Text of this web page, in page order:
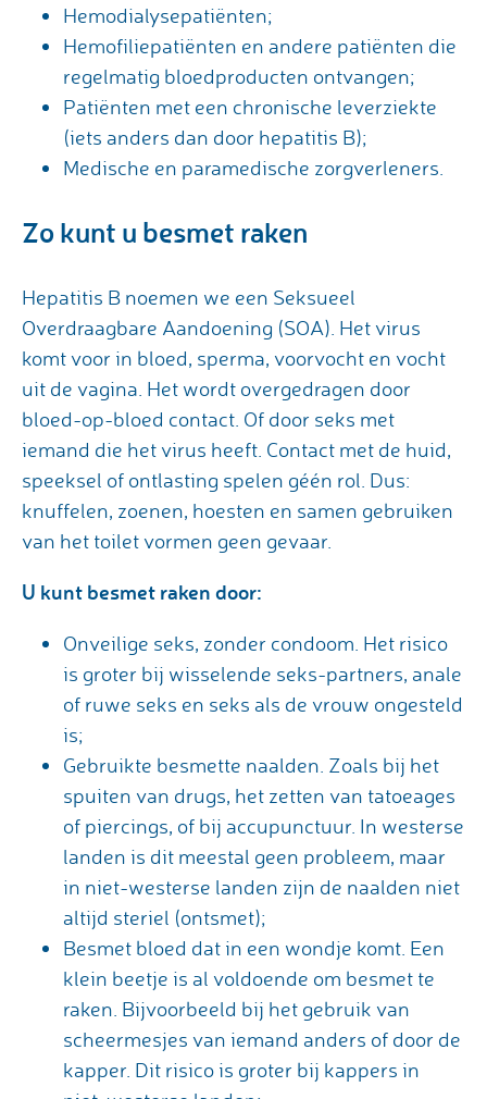
Hemodialysepatiënten;
Hemofiliepatiënten en andere patiënten die
regelmatig bloedproducten ontvangen;
Patiënten met een chronische leverziekte
(iets anders dan door hepatitis B);
Medische en paramedische zorgverleners.
Zo kunt u besmet raken
Hepatitis B noemen we een Seksueel
Overdraagbare Aandoening (SOA). Het virus
komt voor in bloed, sperma, voorvocht en vocht
uit de vagina. Het wordt overgedragen door
bloed-op-bloed contact. Of door seks met
iemand die het virus heeft. Contact met de huid,
speeksel of ontlasting spelen géén rol. Dus:
knuffelen, zoenen, hoesten en samen gebruiken
van het toilet vormen geen gevaar.
U kunt besmet raken door:
Onveilige seks, zonder condoom. Het risico
is groter bij wisselende seks-partners, anale
of ruwe seks en seks als de vrouw ongesteld
is;
Gebruikte besmette naalden. Zoals bij het
spuiten van drugs, het zetten van tatoeages
of piercings, of bij accupunctuur. In westerse
landen is dit meestal geen probleem, maar
in niet-westerse landen zijn de naalden niet
altijd steriel (ontsmet);
Besmet bloed dat in een wondje komt. Een
klein beetje is al voldoende om besmet te
raken. Bijvoorbeeld bij het gebruik van
scheermesjes van iemand anders of door de
kapper. Dit risico is groter bij kappers in